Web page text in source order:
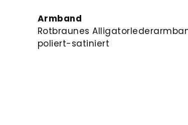
Armband
Rotbraunes
poliert-satiniert